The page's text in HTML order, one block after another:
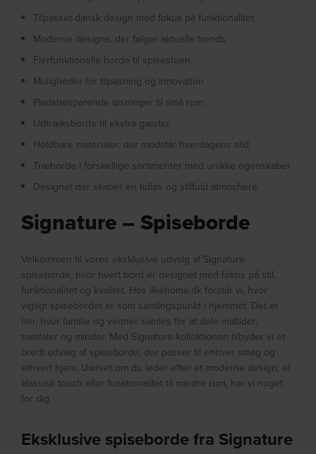
Tilpasset dansk design med fokus på funktionalitet
Moderne designs, der følger aktuelle trends
Flerfunktionelle borde til spisestuen
Muligheder for tilpasning og innovation
Pladsbesparende løsninger til små rum
Udtræksborde til ekstra gæster
Holdbare materialer, der modstår hverdagens slid
Træborde i forskellige sortimenter med unikke egenskaber
Designet der skaber en tidløs og stilfuld atmosfære
Signature – Spiseborde
Velkommen til vores eksklusive udvalg af Signature
spiseborde, hvor hvert bord er designet med fokus på stil,
funktionalitet og kvalitet. Hos likehome.dk forstår vi, hvor
vigtigt spisebordet er som samlingspunkt i hjemmet. Det er
her, hvor familie og venner samles for at dele måltider,
samtaler og minder. Med Signature-kollektionen tilbyder vi et
bredt udvalg af spiseborde, der passer til enhver smag og
ethvert hjem. Uanset om du leder efter et moderne design, et
klassisk touch eller funktionalitet til mindre rum, har vi noget
for dig.
Eksklusive spiseborde fra Signature